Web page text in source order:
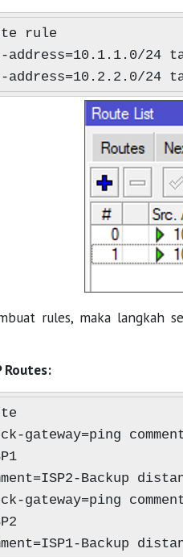
rule
address=10.1.1.0/24
address=10.2.2.0/24
rules, maka langkah
Routes:
gateway=ping
Backup
gateway=ping
Backup